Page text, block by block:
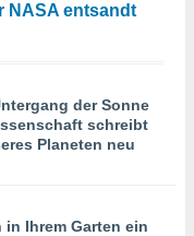
NASA entsandt
der Sonne
schreibt
Planeten neu
Ihrem Garten ein